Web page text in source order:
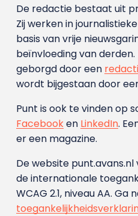
De redactie bestaat uit
Zij werken in
basis van vrije
beïnvloeding van
geborgd door een
wordt bijgestaan door
Punt is ook te vinden op
Facebooken LinkedIn.
er een magazine.
De website
de internationale
WCAG 2.1, niveau AA. Ga